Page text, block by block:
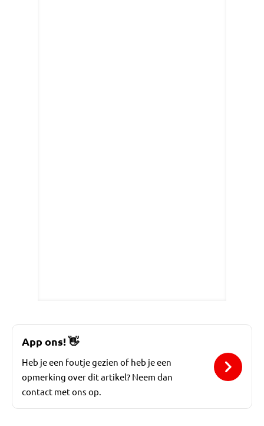
App ons!👋
Heb je een foutje gezien of heb je een
opmerking over dit artikel? Neem dan
contact met ons op.